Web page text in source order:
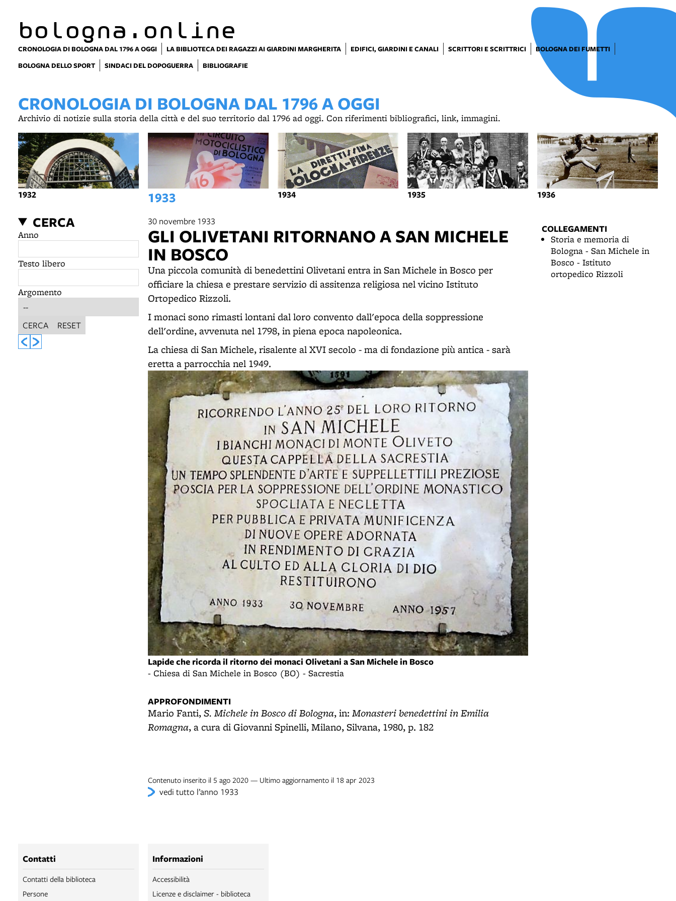
bologna.online
CRONOLOGIA DI BOLOGNA DAL 1796 A OGGI LA BIBLIOTECA DEI RAGAZZI AI GIARDINI MARGHERITA EDIFICI, GIARDINI E CANALI SCRITTORI E SCRITTRICI
BOLOGNA DEI FUMETTI
BOLOGNA DELLO SPORT
SINDACI DEL DOPOGUERRA BIBLIOGRAFIE
CRONOLOGIA DI BOLOGNA DAL 1796 A OGGI
Archivio di notizie sulla storia della città e del suo territorio dal 1796 ad oggi. Con riferimenti bibliografici, link, immagini.
1932 1933 1934 1935 1936
CERCA
Anno
Testo libero
Argomento
CERCA RESET
30 novembre 1933
GLI OLIVETANI RITORNANO A SAN MICHELE
IN BOSCO
Una piccola comunità di benedettini Olivetani entra in San Michele in Bosco per
officiare la chiesa e prestare servizio di assitenza religiosa nel vicino Istituto
Ortopedico Rizzoli.
I monaci sono rimasti lontani dal loro convento dall'epoca della soppressione
dell'ordine, avvenuta nel 1798, in piena epoca napoleonica.
La chiesa di San Michele, risalente al XVI secolo - ma di fondazione più antica - sarà
eretta a parrocchia nel 1949.
Lapide che ricorda il ritorno dei monaci Olivetani a San Michele in Bosco
- Chiesa di San Michele in Bosco (BO) - Sacrestia
APPROFONDIMENTI
Mario Fanti,S. Michele in Bosco di Bologna, in: Monasteri benedettini in Emilia
Romagna, a cura di Giovanni Spinelli, Milano, Silvana, 1980, p. 182
Contenuto inserito il 5 ago 2020 — Ultimo aggiornamento il 18 apr 2023
vedi tutto l’anno 1933
COLLEGAMENTI
Storia e memoria di
Bologna - San Michele in
Bosco - Istituto
ortopedico Rizzoli
Contatti
Contatti della biblioteca
Persone
Informazioni
Accessibilità
Licenze e disclaimer - biblioteca